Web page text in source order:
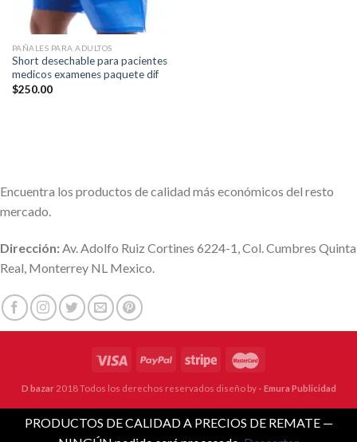
PAÑALES PARA ADULTOS
Short desechable para pacientes
medicos examenes paquete dif
$250.00
Encuentra los productos de calidad más económicos del resto
mercado.
Dirección:Av. Adolfo Ruiz Cortines 6224-1, Col. Cumbres Quinta
Real, Monterrey NL Mexico.
D bazar 2018 Todos los derechos reservados diseño by - Emura Publicidad
PRODUCTOS DE CALIDAD A PRECIOS DE REMATE —